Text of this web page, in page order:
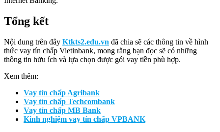
Tổng kết
Nội dung trên đây Ktkts2.edu.vn đã chia sẽ các thông tin về hình
thức vay tín chấp Vietinbank, mong rằng bạn đọc sẽ có những
thông tin hữu ích và lựa chọn được gói vay tiền phù hợp.
Xem thêm:
Vay tín chấp Agribank
Vay tín chấp Techcombank
Vay tín chấp MB Bank
Kinh nghiệm vay tín chấp VPBANK